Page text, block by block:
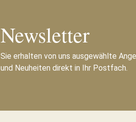
Newsletter
Sie erhalten von uns ausgewählte
und Neuheiten direkt in Ihr Postfach.